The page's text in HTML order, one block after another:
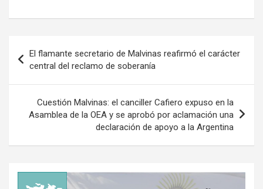
de
entradas
El flamante secretario de Malvinas reafirmó el carácter
central del reclamo de soberanía
Cuestión Malvinas: el canciller Cafiero expuso en la
Asamblea de la OEA y se aprobó por aclamación una
declaración de apoyo a la Argentina